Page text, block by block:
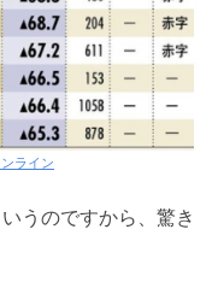
ライン
いうのですから、驚き